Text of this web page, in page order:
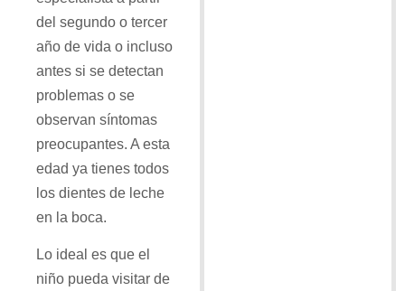
del segundo o tercer
año de vida o incluso
antes si se detectan
problemas o se
observan síntomas
preocupantes. A esta
edad ya tienes todos
los dientes de leche
en la boca.
Lo ideal es que el
niño pueda visitar de